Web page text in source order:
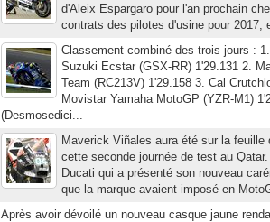
d'Aleix Espargaro pour l'an prochain
contrats des pilotes d'usine pour 2017,
Classement combiné des trois jours :
Suzuki Ecstar (GSX-RR) 1'29.131 2.
Team (RC213V) 1'29.158 3. Cal
Movistar Yamaha MotoGP (YZR-M1)
(Desmosedici...
Maverick Viñales aura été sur la
cette seconde journée de test au
Ducati qui a présenté son nouveau
que la marque avaient imposé en
Après avoir dévoilé un nouveau casque jaune